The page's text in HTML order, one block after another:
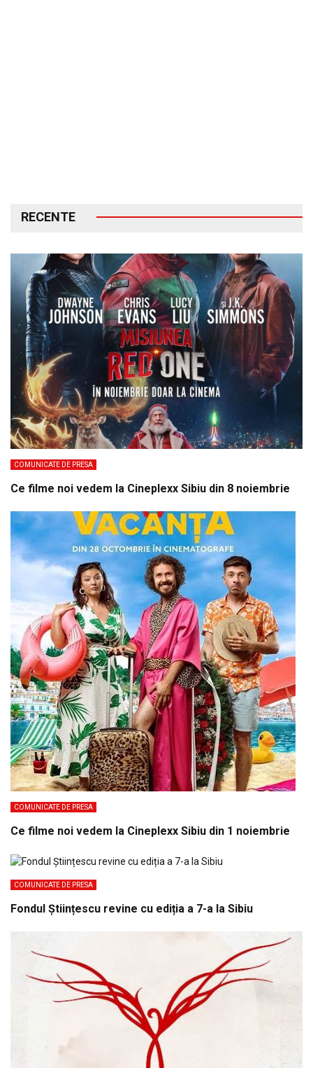
RECENTE
COMUNICATE DE PRESA
Ce filme noi vedem la Cineplexx Sibiu din 8 noiembrie
COMUNICATE DE PRESA
Ce filme noi vedem la Cineplexx Sibiu din 1 noiembrie
COMUNICATE DE PRESA
Fondul Științescu revine cu ediția a 7-a la Sibiu